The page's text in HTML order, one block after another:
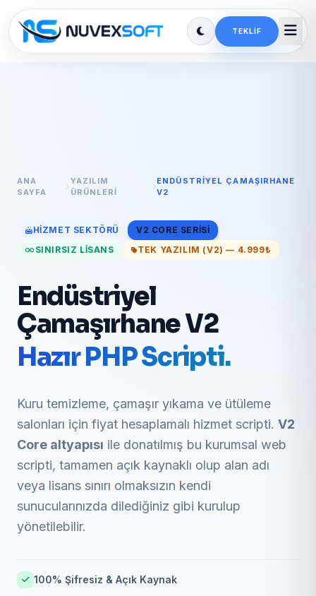
TEKLIF
ANA
SAYFA
YAZILIM
ÜRÜNLERI
ENDÜSTRIYEL ÇAMAŞIRHANE
V2
HIZMET SEKTÖRÜ
V2 CORE SERISI
SINIRSIZ LISANS
TEK YAZILIM (V2) — 4.999₺
Endüstriyel
Çamaşırhane V2
Hazır PHP Scripti.
Kuru temizleme, çamaşır yıkama ve ütüleme
salonları için fiyat hesaplamalı hizmet scripti. V2
Core altyapısı ile donatılmış bu kurumsal web
scripti, tamamen açık kaynaklı olup alan adı
veya lisans sınırı olmaksızın kendi
sunucularınızda dilediğiniz gibi kurulup
yönetilebilir.
100% Şifresiz & Açık Kaynak